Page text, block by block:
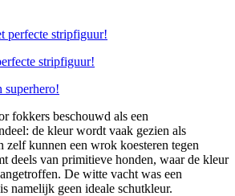
stripfiguur!
superhero!
fokkers beschouwd als een
de kleur wordt vaak gezien als
zelf kunnen een wrok koesteren tegen
deels van primitieve honden, waar de kleur
De witte vacht was een
namelijk geen ideale schutkleur.